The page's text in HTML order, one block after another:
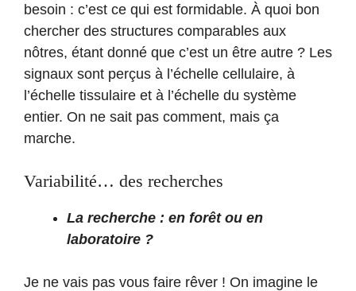
besoin : c’est ce qui est formidable. À quoi bon
chercher des structures comparables aux
nôtres, étant donné que c’est un être autre ? Les
signaux sont perçus à l’échelle cellulaire, à
l’échelle tissulaire et à l’échelle du système
entier. On ne sait pas comment, mais ça
marche.
Variabilité… des recherches
La recherche : en forêt ou en
laboratoire ?
Je ne vais pas vous faire rêver ! On imagine le